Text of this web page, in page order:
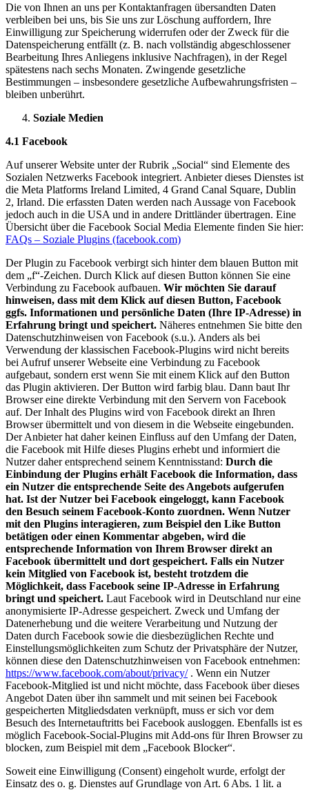
Die von Ihnen an uns per Kontaktanfragen übersandten Daten
verbleiben bei uns, bis Sie uns zur Löschung auffordern, Ihre
Einwilligung zur Speicherung widerrufen oder der Zweck für die
Datenspeicherung entfällt (z. B. nach vollständig abgeschlossener
Bearbeitung Ihres Anliegens inklusive Nachfragen), in der Regel
spätestens nach sechs Monaten. Zwingende gesetzliche
Bestimmungen – insbesondere gesetzliche Aufbewahrungsfristen –
bleiben unberührt.
Soziale Medien
4.1 Facebook
Auf unserer Website unter der Rubrik „Social“ sind Elemente des
Sozialen Netzwerks Facebook integriert. Anbieter dieses Dienstes ist
die Meta Platforms Ireland Limited, 4 Grand Canal Square, Dublin
2, Irland. Die erfassten Daten werden nach Aussage von Facebook
jedoch auch in die USA und in andere Drittländer übertragen. Eine
Übersicht über die Facebook Social Media Elemente finden Sie hier:
FAQs – Soziale Plugins (facebook.com)
Der Plugin zu Facebook verbirgt sich hinter dem blauen Button mit
dem „f“-Zeichen. Durch Klick auf diesen Button können Sie eine
Verbindung zu Facebook aufbauen. Wir möchten Sie darauf
hinweisen, dass mit dem Klick auf diesen Button, Facebook
ggfs. Informationen und persönliche Daten (Ihre IP-Adresse) in
Erfahrung bringt und speichert. Näheres entnehmen Sie bitte den
Datenschutzhinweisen von Facebook (s.u.). Anders als bei
Verwendung der klassischen Facebook-Plugins wird nicht bereits
bei Aufruf unserer Webseite eine Verbindung zu Facebook
aufgebaut, sondern erst wenn Sie mit einem Klick auf den Button
das Plugin aktivieren. Der Button wird farbig blau. Dann baut Ihr
Browser eine direkte Verbindung mit den Servern von Facebook
auf. Der Inhalt des Plugins wird von Facebook direkt an Ihren
Browser übermittelt und von diesem in die Webseite eingebunden.
Der Anbieter hat daher keinen Einfluss auf den Umfang der Daten,
die Facebook mit Hilfe dieses Plugins erhebt und informiert die
Nutzer daher entsprechend seinem Kenntnisstand: Durch die
Einbindung der Plugins erhält Facebook die Information, dass
ein Nutzer die entsprechende Seite des Angebots aufgerufen
hat. Ist der Nutzer bei Facebook eingeloggt, kann Facebook
den Besuch seinem Facebook-Konto zuordnen. Wenn Nutzer
mit den Plugins interagieren, zum Beispiel den Like Button
betätigen oder einen Kommentar abgeben, wird die
entsprechende Information von Ihrem Browser direkt an
Facebook übermittelt und dort gespeichert. Falls ein Nutzer
kein Mitglied von Facebook ist, besteht trotzdem die
Möglichkeit, dass Facebook seine IP-Adresse in Erfahrung
bringt und speichert. Laut Facebook wird in Deutschland nur eine
anonymisierte IP-Adresse gespeichert. Zweck und Umfang der
Datenerhebung und die weitere Verarbeitung und Nutzung der
Daten durch Facebook sowie die diesbezüglichen Rechte und
Einstellungsmöglichkeiten zum Schutz der Privatsphäre der Nutzer,
können diese den Datenschutzhinweisen von Facebook entnehmen:
https://www.facebook.com/about/privacy/. Wenn ein Nutzer
Facebook-Mitglied ist und nicht möchte, dass Facebook über dieses
Angebot Daten über ihn sammelt und mit seinen bei Facebook
gespeicherten Mitgliedsdaten verknüpft, muss er sich vor dem
Besuch des Internetauftritts bei Facebook ausloggen. Ebenfalls ist es
möglich Facebook-Social-Plugins mit Add-ons für Ihren Browser zu
blocken, zum Beispiel mit dem „Facebook Blocker“.
Soweit eine Einwilligung (Consent) eingeholt wurde, erfolgt der
Einsatz des o. g. Dienstes auf Grundlage von Art. 6 Abs. 1 lit. a